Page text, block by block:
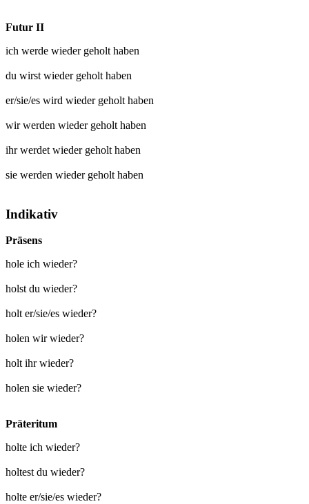
Futur II
ich werde wieder geholt haben
du wirst wieder geholt haben
er/sie/es wird wieder geholt haben
wir werden wieder geholt haben
ihr werdet wieder geholt haben
sie werden wieder geholt haben
Indikativ
Präsens
hole ich wieder?
holst du wieder?
holt er/sie/es wieder?
holen wir wieder?
holt ihr wieder?
holen sie wieder?
Präteritum
holte ich wieder?
holtest du wieder?
holte er/sie/es wieder?